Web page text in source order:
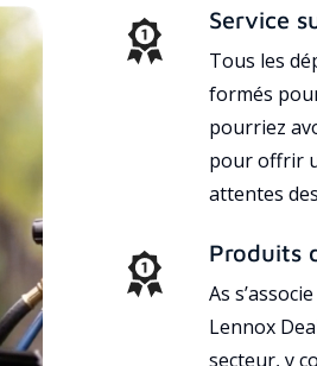
Service
Tous les
formés
pourriez
pour offrir
attentes
Produits
As
Lennox
secteur, y